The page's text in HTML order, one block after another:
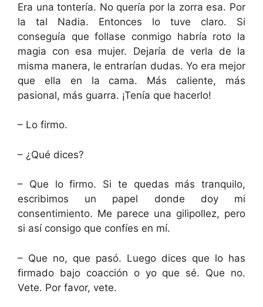
Era una tontería. No quería por la zorra esa. Por
la tal Nadia. Entonces lo tuve claro. Si
conseguía que follase conmigo habría roto la
magia con esa mujer. Dejaría de verla de la
misma manera, le entrarían dudas. Yo era mejor
que ella en la cama. Más caliente, más
pasional, más guarra. ¡Tenía que hacerlo!
– Lo firmo.
– ¿Qué dices?
– Que lo firmo. Si te quedas más tranquilo,
escribimos un papel donde doy mi
consentimiento. Me parece una gilipollez, pero
si así consigo que confíes en mí.
– Que no, que pasó. Luego dices que lo has
firmado bajo coacción o yo que sé. Que no.
Vete. Por favor, vete.